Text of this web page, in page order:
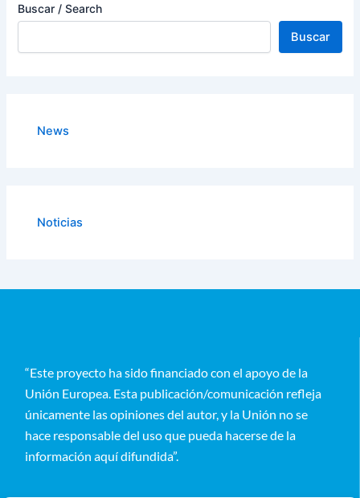
Buscar / Search
Buscar
News
Noticias
“Este proyecto ha sido financiado con el apoyo de la
Unión Europea. Esta publicación/comunicación refleja
únicamente las opiniones del autor, y la Unión no se
hace responsable del uso que pueda hacerse de la
información aquí difundida”.